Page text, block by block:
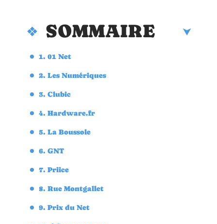
SOMMAIRE
1. 01 Net
2. Les Numériques
3. Clubic
4. Hardware.fr
5. La Boussole
6. GNT
7. Priice
8. Rue Montgallet
9. Prix du Net